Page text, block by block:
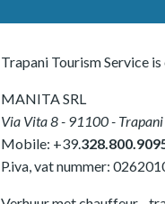
Trapani Tourism Service is
MANITA SRL
Via Vita 8- 91100- Trapani
Mobile: +39.
P.iva, vat nummer: